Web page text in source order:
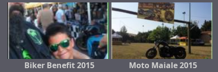
Biker Benefit 2015 Moto Maiale 2015